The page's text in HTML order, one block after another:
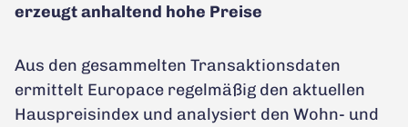
erzeugt anhaltend hohe Preise
Aus den gesammelten Transaktionsdaten
ermittelt Europace regelmäßig den aktuellen
Hauspreisindex und analysiert den Wohn- und